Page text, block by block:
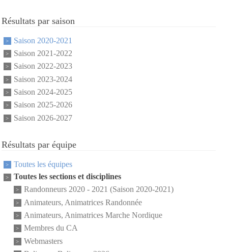
Résultats par saison
Saison 2020-2021
Saison 2021-2022
Saison 2022-2023
Saison 2023-2024
Saison 2024-2025
Saison 2025-2026
Saison 2026-2027
Résultats par équipe
Toutes les équipes
Toutes les sections et disciplines
Randonneurs 2020 - 2021 (Saison 2020-2021)
Animateurs, Animatrices Randonnée
Animateurs, Animatrices Marche Nordique
Membres du CA
Webmasters